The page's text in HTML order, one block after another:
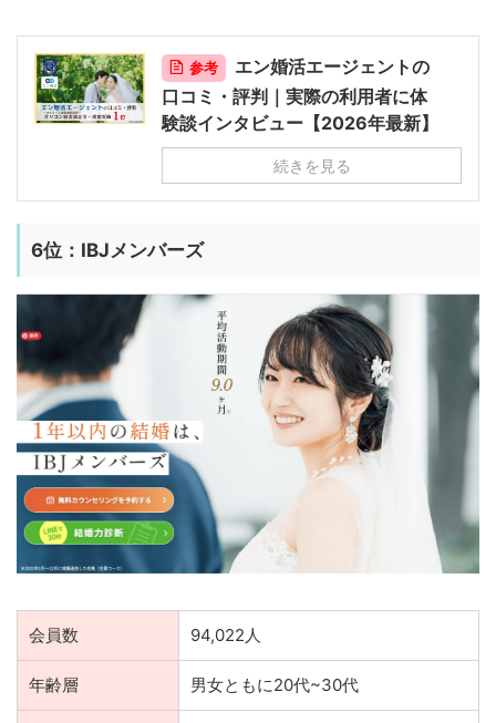
参考
エン婚活エージェントの
口コミ・評判｜実際の利用者に体
験談インタビュー【2026年最新】
続きを見る
6位：IBJメンバーズ
会員数 94,022人
年齢層 男女ともに20代~30代